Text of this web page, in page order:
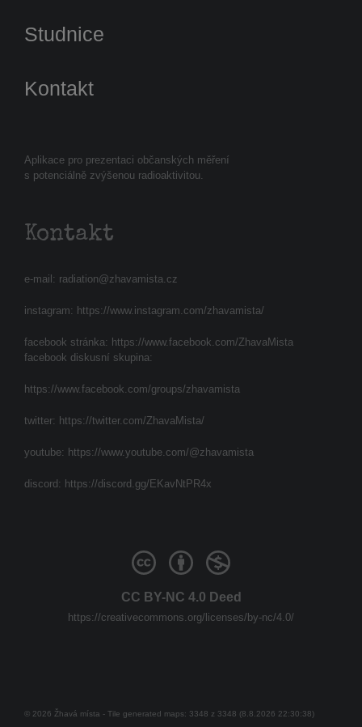
Aplikace pro prezentaci občanských měření
s potenciálně zvýšenou radioaktivitou.
Kontakt
e-mail: radiation@zhavamista.cz
instagram: https://www.instagram.com/zhavamista/
facebook stránka: https://www.facebook.com/ZhavaMista
facebook diskusní skupina:
https://www.facebook.com/groups/zhavamista
twitter: https://twitter.com/ZhavaMista/
youtube: https://www.youtube.com/@zhavamista
discord: https://discord.gg/EKavNtPR4x
Studnice
Kontakt
CC BY-NC 4.0 Deed
https://creativecommons.org/licenses/by-nc/4.0/
© 2026 Žhavá místa - Tile generated maps: 3348 z 3348 (8.8.2026 22:30:38)